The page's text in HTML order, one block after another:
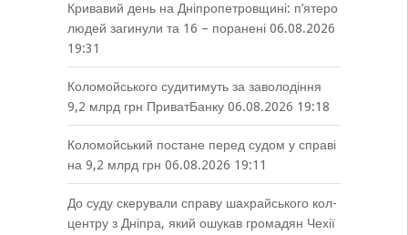
Кривавий день на Дніпропетровщині: п’ятеро
людей загинули та 16 – поранені 06.08.2026
19:31
Коломойського судитимуть за заволодіння
9,2 млрд грн ПриватБанку 06.08.2026 19:18
Коломойський постане перед судом у справі
на 9,2 млрд грн 06.08.2026 19:11
До суду скерували справу шахрайського кол-
центру з Дніпра, який ошукав громадян Чехії